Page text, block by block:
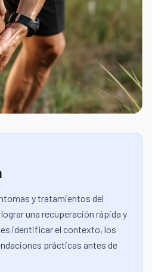
y tratamientos del
una recuperación rápida y
identificar el contexto, los
prácticas antes de